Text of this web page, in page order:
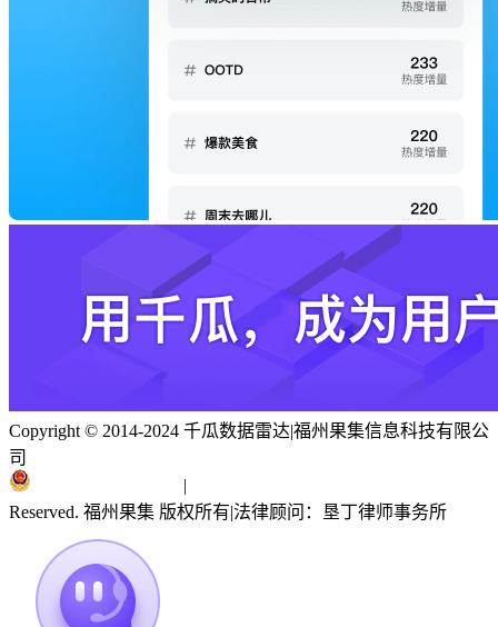
Copyright © 2014-2024 千瓜数据雷达|福州果集信息科技有限公
司
|
Reserved. 福州果集 版权所有|法律顾问：垦丁律师事务所